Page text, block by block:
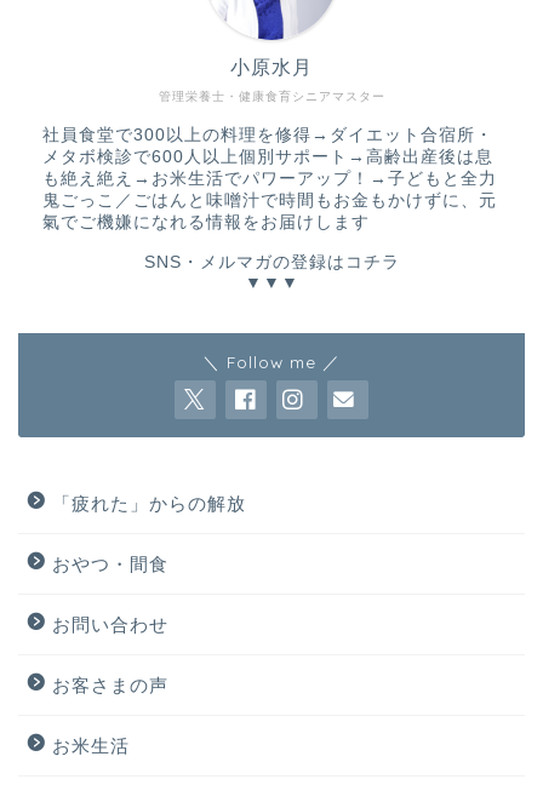
管理栄養士・健康食育シニアマスター
小原水月
社員食堂で300以上の料理を修得→ダイエット合宿所・
メタボ検診で600人以上個別サポート→高齢出産後は息
も絶え絶え→お米生活でパワーアップ！→子どもと全力
鬼ごっこ／ごはんと味噌汁で時間もお金もかけずに、元
氣でご機嫌になれる情報をお届けします
SNS・メルマガの登録はコチラ
▼▼▼
＼ Follow me ／
「疲れた」からの解放
おやつ・間食
お問い合わせ
お客さまの声
お米生活